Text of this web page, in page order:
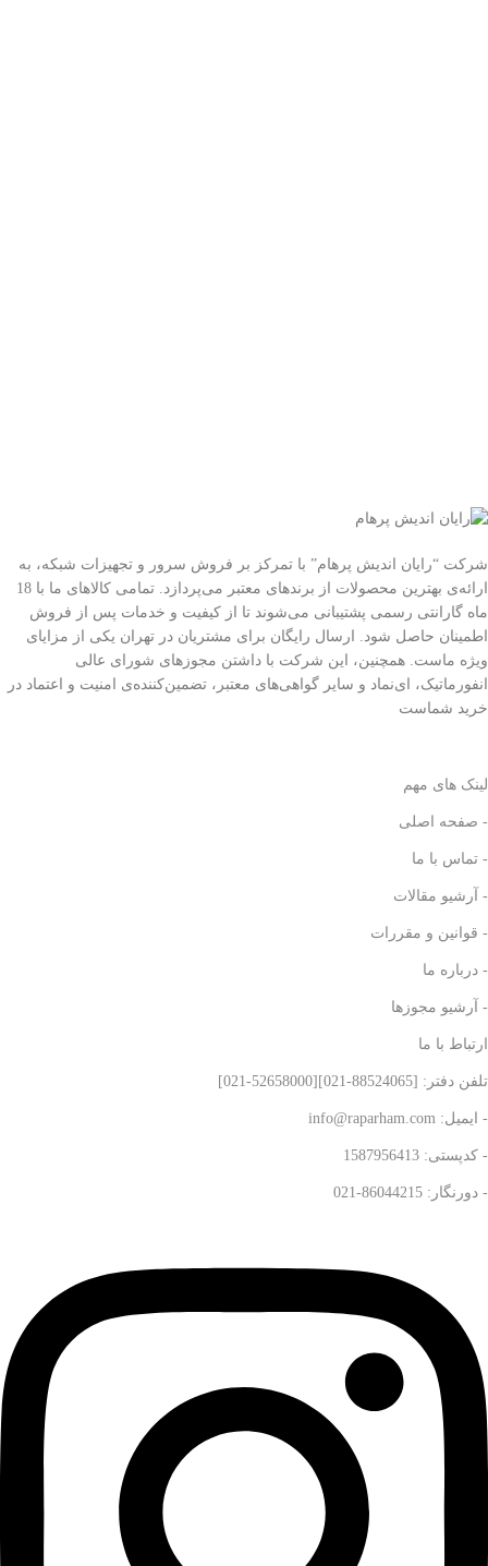
شرکت “رایان اندیش پرهام” با تمرکز بر فروش سرور و تجهیزات شبکه، به
ارائه‌ی بهترین محصولات از برندهای معتبر می‌پردازد. تمامی کالاهای ما با 18
ماه گارانتی رسمی پشتیبانی می‌شوند تا از کیفیت و خدمات پس از فروش
اطمینان حاصل شود. ارسال رایگان برای مشتریان در تهران یکی از مزایای
ویژه ماست. همچنین، این شرکت با داشتن مجوزهای شورای عالی
انفورماتیک، ای‌نماد و سایر گواهی‌های معتبر، تضمین‌کننده‌ی امنیت و اعتماد در
خرید شماست
لینک های مهم
- صفحه اصلی
- تماس با ما
- آرشیو مقالات
- قوانین و مقررات
- درباره ما
- آرشیو مجوزها
ارتباط با ما
تلفن دفتر: [88524065-021][52658000-021]
- ایمیل: info@raparham.com
- کدپستی: 1587956413
- دورنگار: 86044215-021